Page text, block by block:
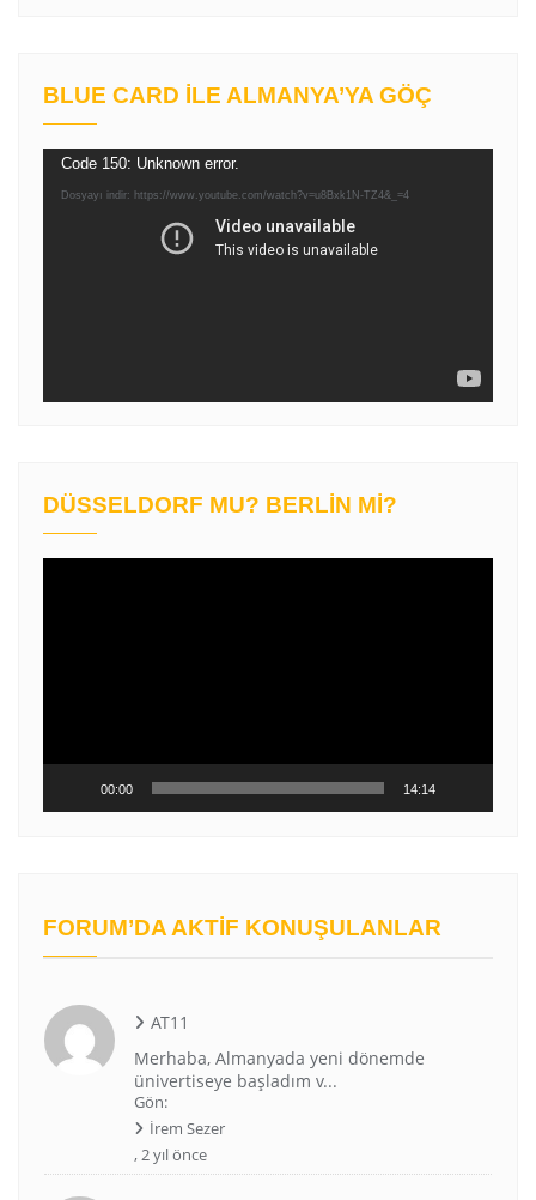
BLUE CARD İLE ALMANYA’YA GÖÇ
Video
oynatıcı
Code 150: Unknown error.
Dosyayı indir: https://www.youtube.com/watch?v=u8Bxk1N-TZ4&_=4
DÜSSELDORF MU? BERLIN MI?
00:00 14:14
FORUM’DA AKTIF KONUŞULANLAR
AT11
Merhaba, Almanyada yeni dönemde
ünivertiseye başladım v...
Gön:
İrem Sezer
,2 yıl önce